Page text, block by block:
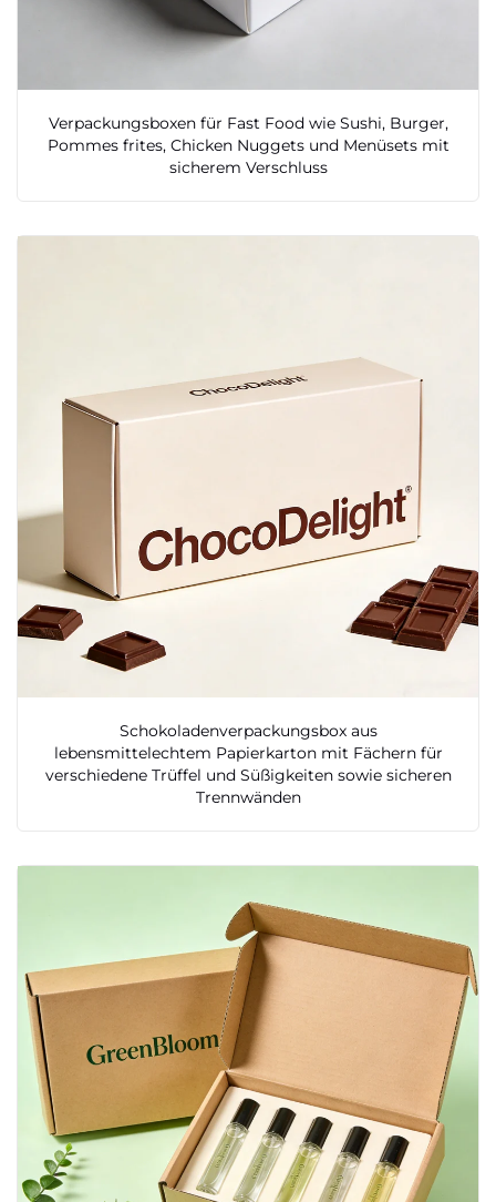
Verpackungsboxen für Fast Food wie Sushi, Burger,
Pommes frites, Chicken Nuggets und Menüsets mit
sicherem Verschluss
Schokoladenverpackungsbox aus
lebensmittelechtem Papierkarton mit Fächern für
verschiedene Trüffel und Süßigkeiten sowie sicheren
Trennwänden